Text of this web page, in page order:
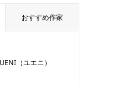
おすすめ作家
（ユエニ）